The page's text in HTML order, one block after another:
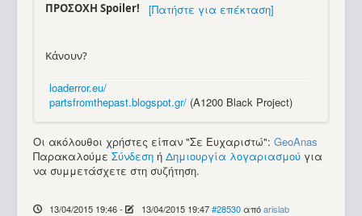
ΠΡΟΣΟΧΗ Spoiler!
Κάνουν?
loaderror.eu/
partsfromthepast.blogspot.gr/ (A1200 Black Project)
Οι ακόλουθοι χρήστες είπαν "Σε Ευχαριστώ": GeoAnas
Παρακαλούμε Σύνδεση ή Δημιουργία λογαριασμού για
να συμμετάσχετε στη συζήτηση.
13/04/2015 19:46- 13/04/2015 19:47 #28530 απόarislab